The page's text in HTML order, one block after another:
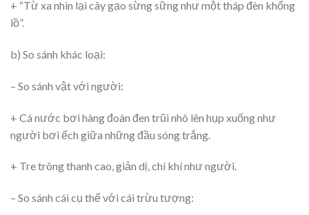
+ “Từ xa nhìn lại cây gạo sừng sững như một tháp đèn khổng
lồ”.
b) So sánh khác loại:
– So sánh vật với người:
+ Cá nước bơi hàng đoàn đen trũi nhô lên hụp xuống như
người bơi ếch giữa những đầu sóng trắng.
+ Tre trông thanh cao, giản dị, chí khí như người.
– So sánh cái cụ thể với cái trừu tượng: